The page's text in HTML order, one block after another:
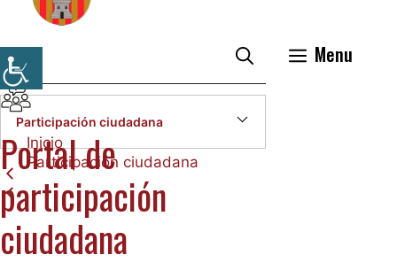
Menu
Participación ciudadana
Inicio
Participación ciudadana
Portal de
participación
ciudadana